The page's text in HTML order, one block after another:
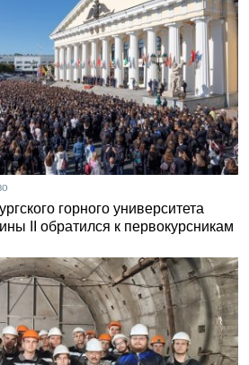
горного университета
II обратился к первокурсникам